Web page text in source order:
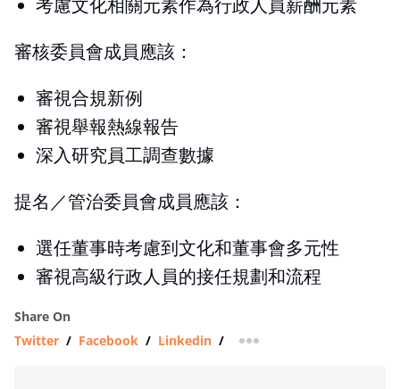
考慮文化相關元素作為行政人員薪酬元素
審核委員會成員應該：
審視合規新例
審視舉報熱線報告
深入研究員工調查數據
提名／管治委員會成員應該：
選任董事時考慮到文化和董事會多元性
審視高級行政人員的接任規劃和流程
Share On
Twitter / Facebook / Linkedin / more sharing option